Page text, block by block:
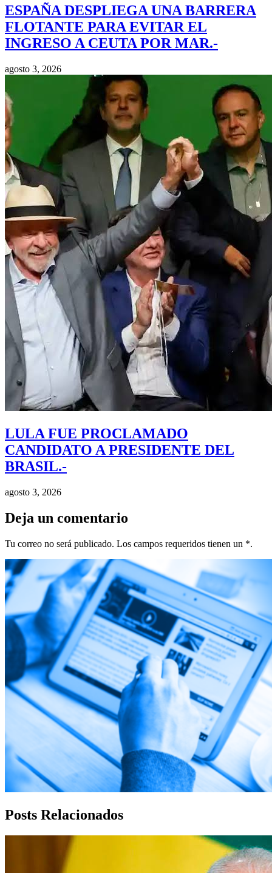
ESPAÑA DESPLIEGA UNA BARRERA
FLOTANTE PARA EVITAR EL
INGRESO A CEUTA POR MAR.-
agosto 3, 2026
LULA FUE PROCLAMADO
CANDIDATO A PRESIDENTE DEL
BRASIL.-
agosto 3, 2026
Deja un comentario
Tu correo no será publicado. Los campos requeridos tienen un *.
Posts Relacionados